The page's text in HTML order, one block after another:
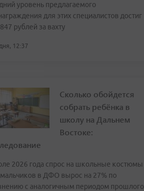
уровень предлагаемого
для этих специалистов достиг
рублей за вахту
12:37
Сколько обойдется
собрать ребёнка в
школу на Дальнем
Востоке:
2026 года спрос на школьные костюмы
в ДФО вырос на 27% по
с аналогичным периодом прошлого